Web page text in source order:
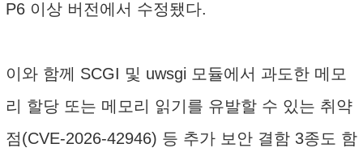
P6 이상 버전에서 수정됐다.
이와 함께 SCGI 및 uwsgi 모듈에서 과도한 메모
리 할당 또는 메모리 읽기를 유발할 수 있는 취약
점(CVE-2026-42946) 등 추가 보안 결함 3종도 함